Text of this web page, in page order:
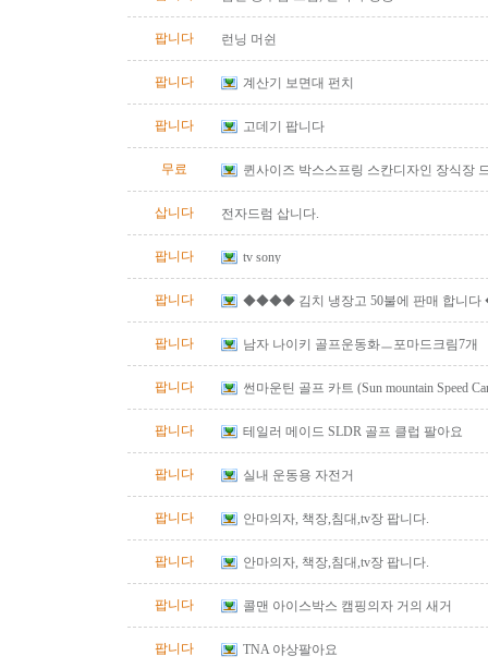
팝니다 런닝 머쉰
팝니다 계산기 보면대 펀치
팝니다 고데기 팝니다
무료 퀸사이즈 박스스프링 스칸디자인 장식장
삽니다 전자드럼 삽니다.
팝니다 tv sony
팝니다 ◆◆◆◆ 김치 냉장고 50불에 판매 합니
팝니다 남자 나이키 골프운동화ㅡ포마드크림7개
팝니다 썬마운틴 골프 카트 (Sun mountain Speed
팝니다 테일러 메이드 SLDR 골프 클럽 팔아요
팝니다 실내 운동용 자전거
팝니다 안마의자, 책장,침대,tv장 팝니다.
팝니다 안마의자, 책장,침대,tv장 팝니다.
팝니다 콜맨 아이스박스 캠핑의자 거의 새거
팝니다 TNA 야상팔아요